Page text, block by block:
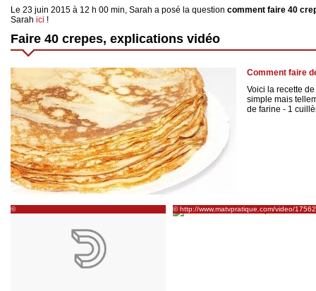
Le 23 juin 2015 à 12 h 00 min, Sarah a posé la question comment faire 40
Sarah ici !
Faire 40 crepes, explications vidéo
Comment faire
Voici la recette
simple mais
de farine - 1
©
http://www.dailymotion.com/video/x11zc3_comment-
© http://www.matvpratique.com/video/
comment-faire-une-crepe-monstre-pour-